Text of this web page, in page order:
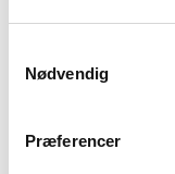
Nødvendig
Præferencer
Kategorier: